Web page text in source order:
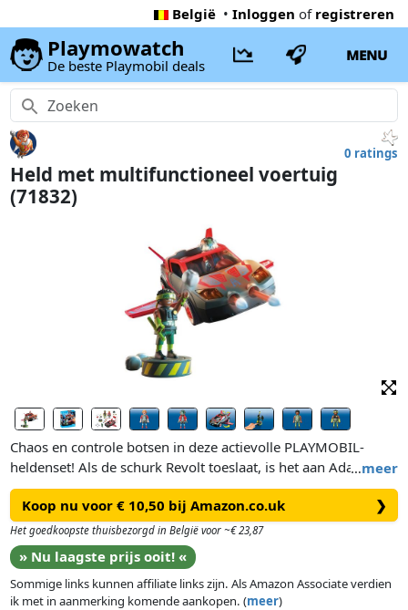
België • Inloggen of registreren
Playmowatch
De beste Playmobil deals
MENU
0 ratings
Held met multifunctioneel voertuig
(71832)
…meer
Chaos en controle botsen in deze actievolle PLAYMOBIL-
heldenset! Als de schurk Revolt toeslaat, is het aan Adam
Maxx om de dag te redden met zijn hightech heldenvoertuig,
uitgerust met naar voren schietende kanonnen. Dankzij zijn
uitklapbare vleugels, propellerturbines en ingebouwde
drijvers trotseert dit veelzijdige voertuig land, lucht én water.
Of hij nu vertrekt vanaf het lanceerplatform of terugslaat met
zijn handkanon – Adam Maxx staat altijd paraat.
Koop nu voor € 10,50 bij Amazon.co.uk ❯
Het goedkoopste thuisbezorgd in België voor ~€ 23,87
» Nu laagste prijs ooit! «
Sommige links kunnen affiliate links zijn. Als Amazon Associate verdien
ik met in aanmerking komende aankopen. (meer)